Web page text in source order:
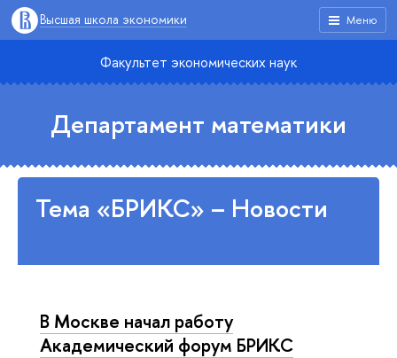
Меню
Высшая школа экономики
Факультет экономических наук
Департамент математики
Тема «БРИКС» – Новости
В Москве начал работу
Академический форум БРИКС